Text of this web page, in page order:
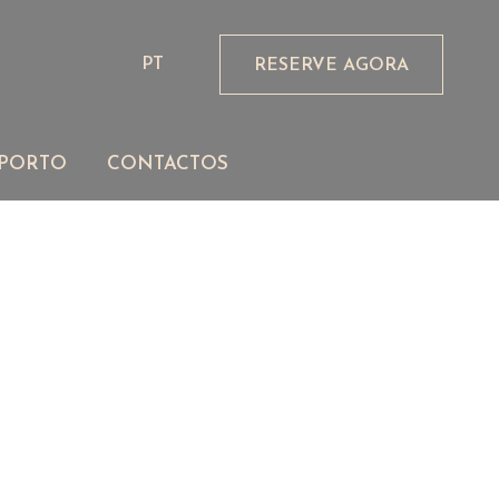
PT RESERVE AGORA
CONTACTOS
O MELHOR DO PORTO CONTACTOS